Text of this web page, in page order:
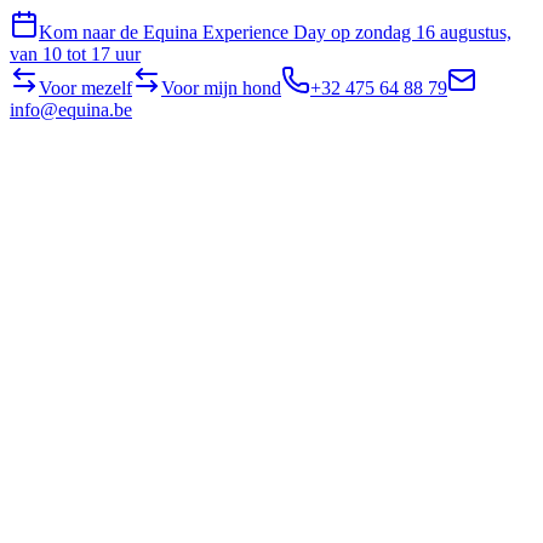
Kom naar de Equina Experience Day op zondag 16 augustus,
van 10 tot 17 uur
Voor mezelf
Voor mijn hond
+32 475 64 88 79
info@equina.be